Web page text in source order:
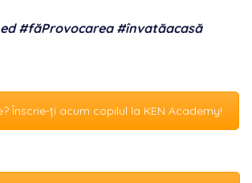
#făProvocarea #învatăacasă
Înscrie-ți acum copilul la KEN Academy!